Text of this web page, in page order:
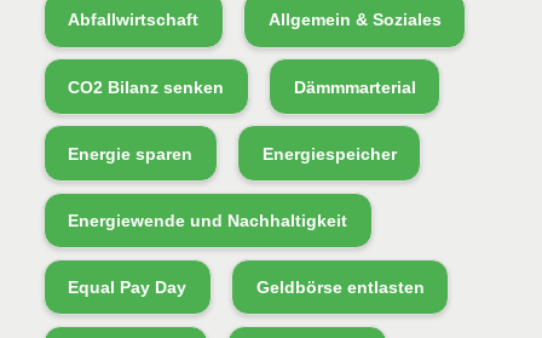
Abfallwirtschaft Allgemein & Soziales
CO2 Bilanz senken Dämmmarterial
Energie sparen Energiespeicher
Energiewende und Nachhaltigkeit
Equal Pay Day Geldbörse entlasten